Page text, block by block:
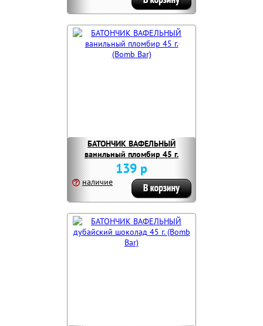
БАТОНЧИК ВАФЕЛЬНЫЙ
ванильный пломбир 45 г.
(Bomb Bar)
139 р
наличие